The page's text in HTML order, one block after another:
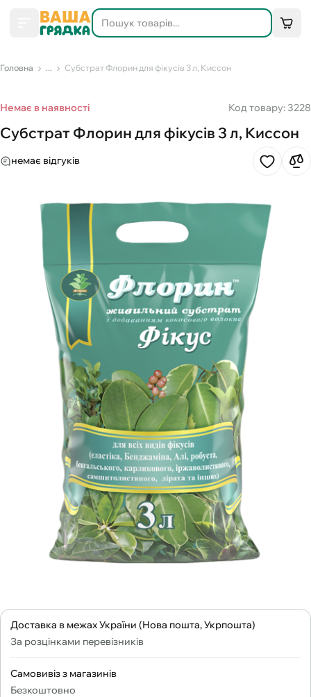
Головна ... Субстрат Флорин для фікусів 3 л, Киссон
Немає в наявності Код товару: 3228
Субстрат Флорин для фікусів 3 л, Киссон
немає відгуків
Доставка в межах України (Нова пошта, Укрпошта)
За розцінками перевізників
Самовивіз з магазинів
Безкоштовно